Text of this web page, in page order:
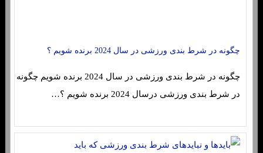
چگونه در شرط بندی ورزشی در سال 2024 برنده شویم ؟
چگونه در شرط بندی ورزشی در سال 2024 برنده شویم چگونه
در شرط بندی ورزشی درسال 2024 برنده شویم ؟…